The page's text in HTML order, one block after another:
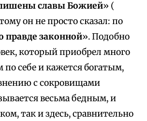
славы Божией» (
он не просто сказал: по
правде законной». Подобно
который приобрел много
по себе и кажется богатым,
с сокровищами
весьма бедным, и
так и здесь, сравнительно